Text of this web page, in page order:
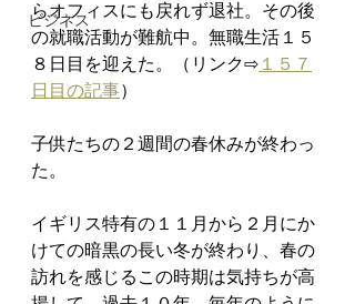
ビジネス
らオフィスにも戻れず退社。その後
の就職活動が難航中。無職生活１５
８日目を迎えた。（リンク⇨１５７
日目の記事）
子供たちの２週間の春休みが終わっ
た。
イギリス特有の１１月から２月にか
けての暗黒の長い冬が終わり、春の
訪れを感じるこの時期は気持ちが高